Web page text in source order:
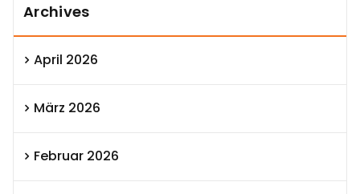
Archives
April 2026
März 2026
Februar 2026